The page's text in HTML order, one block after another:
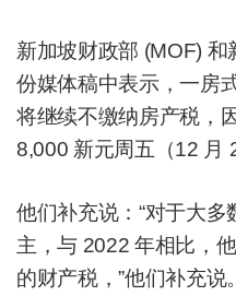
新加坡财政部 (MOF)
份媒体稿中表示，一房
将继续不缴纳房产税，
8,000 新元周五（12 月
他们补充说：“对于大
主，与 2022 年相比，
的财产税，”他们补充说。